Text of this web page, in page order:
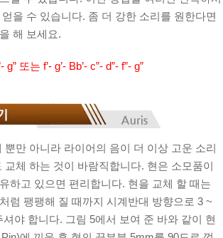
을 수 있습니다. 좀 더 강한 소리를 원한다면
해 보세요.
g” 또는 f’- g’- Bb’- c”- d”- f”- g”
뿐만 아니라 라이어의 음이 더 이상 고운 소리
교체 하는 것이 바람직합니다. 현은 소모품이
하고 있으면 편리합니다. 현을 교체 할 때는
럼 팽팽해 질 때까지 시계반대 방향으로 3 ~
야 합니다. 그림 5에서 보여 준 바와 같이 현